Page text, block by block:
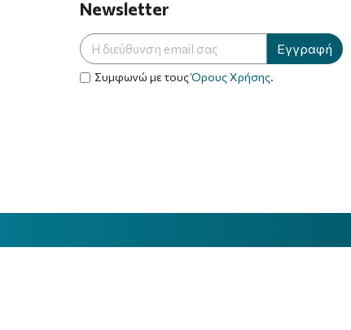
Newsletter
Εγγραφή
Συμφωνώ με τουςΌρους Χρήσης.